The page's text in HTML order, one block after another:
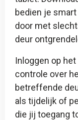
bedien je
door met
deur
Inloggen op
controle over
betreffende
als tijdelijk of
die jij toegang